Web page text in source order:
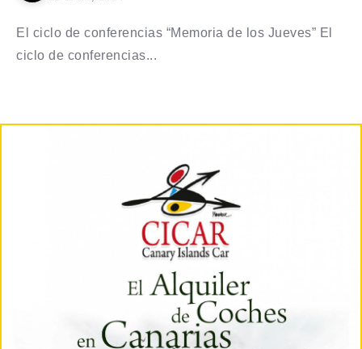
El ciclo de conferencias “Memoria de los Jueves” El
ciclo de conferencias...